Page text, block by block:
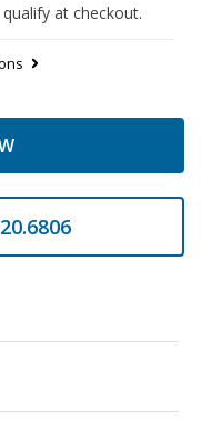
at checkout.